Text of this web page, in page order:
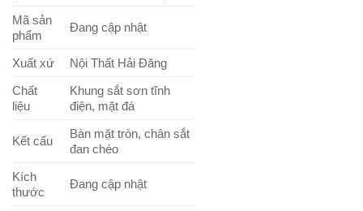
Mã sản
phẩm
Đang cập nhật
Xuất xứ
Nội Thất Hải Đăng
Chất
liệu
Khung sắt sơn tĩnh
điện, mặt đá
Kết cấu
Bàn mặt tròn, chân sắt
đan chéo
Kích
thước
Đang cập nhật